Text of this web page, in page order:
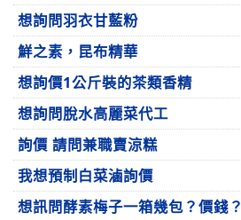
想詢問羽衣甘藍粉
鮮之素，昆布精華
想詢價1公斤裝的茶類香精
想詢問脫水高麗菜代工
詢價 請問兼職賣涼糕
我想預制白菜滷詢價
想訊問酵素梅子一箱幾包？價錢？